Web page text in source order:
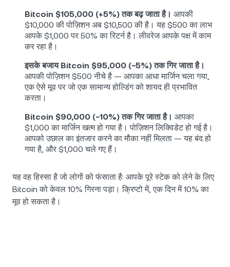
Bitcoin $105,000 (+5%) तक बढ़ जाता है। आपकी
$10,000 की पोज़िशन अब $10,500 की है। यह $500 का लाभ
आपके $1,000 पर 50% का रिटर्न है। लीवरेज आपके पक्ष में काम
कर रहा है।
इसके बजाय Bitcoin $95,000 (−5%) तक गिर जाता है।
आपकी पोज़िशन $500 नीचे है — आपका आधा मार्जिन चला गया,
एक ऐसे मूव पर जो एक सामान्य होल्डिंग को शायद ही प्रभावित
करता।
Bitcoin $90,000 (−10%) तक गिर जाता है। आपका
$1,000 का मार्जिन खत्म हो गया है। पोज़िशन लिक्विडेट हो गई है।
आपको उछाल का इंतजार करने का मौका नहीं मिलता — यह बंद हो
गया है, और $1,000 चले गए हैं।
यह वह हिस्सा है जो लोगों को फंसाता है: आपके पूरे स्टेक को लेने के लिए
Bitcoin को केवल 10% गिरना पड़ा। क्रिप्टो में, एक दिन में 10% का
मूव हो सकता है।